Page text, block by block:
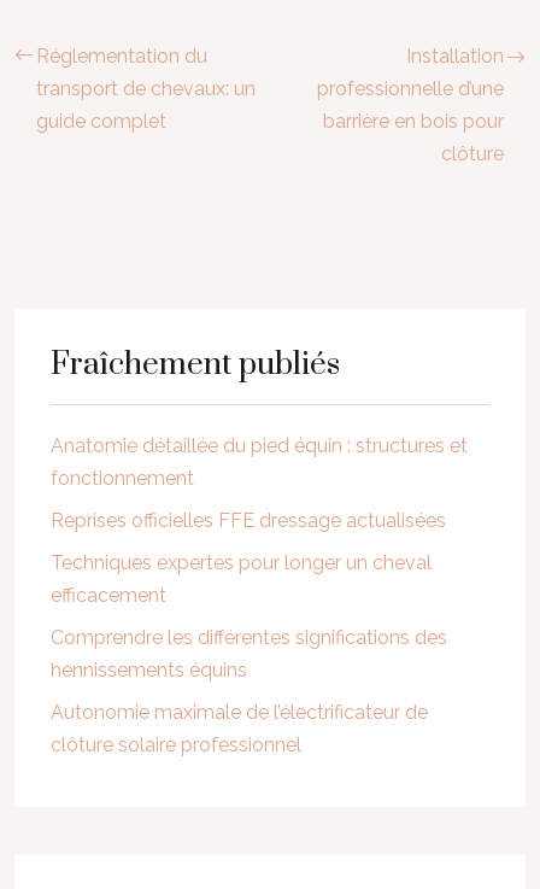
Réglementation du
transport de chevaux: un
guide complet
Installation
professionnelle d’une
barrière en bois pour
clôture
Fraîchement publiés
Anatomie détaillée du pied équin : structures et
fonctionnement
Reprises officielles FFE dressage actualisées
Techniques expertes pour longer un cheval
efficacement
Comprendre les différentes significations des
hennissements équins
Autonomie maximale de l’électrificateur de
clôture solaire professionnel